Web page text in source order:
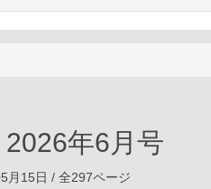
年6月号
月15日 / 全297ページ